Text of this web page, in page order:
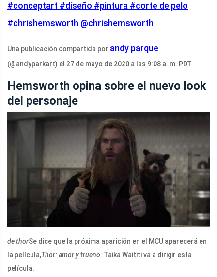
#conceptart #diseño #pintura #corte de pelo
#chrishemsworth @chrishemsworth
Una publicación compartida por andy parque
(@andyparkart) el 27 de mayo de 2020 a las 9:08 a. m. PDT
Hemsworth opina sobre el nuevo look
del personaje
de thorSe dice que la próxima aparición en el MCU aparecerá en
la película,Thor: amor y trueno. Taika Waititi va a dirigir esta
película.